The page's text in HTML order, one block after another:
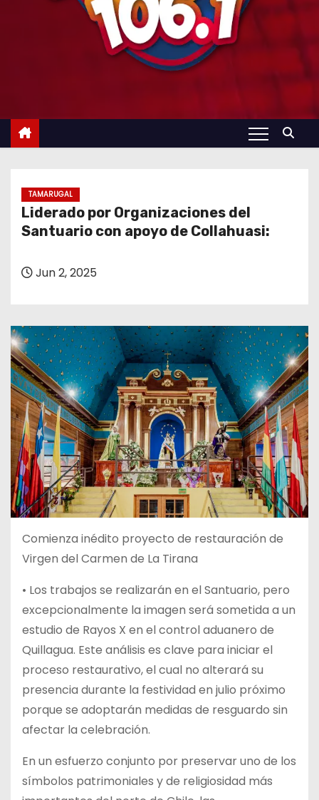
TAMARUGAL
Liderado por Organizaciones del
Santuario con apoyo de Collahuasi:
Jun 2, 2025
Comienza inédito proyecto de restauración de
Virgen del Carmen de La Tirana
• Los trabajos se realizarán en el Santuario, pero
excepcionalmente la imagen será sometida a un
estudio de Rayos X en el control aduanero de
Quillagua. Este análisis es clave para iniciar el
proceso restaurativo, el cual no alterará su
presencia durante la festividad en julio próximo
porque se adoptarán medidas de resguardo sin
afectar la celebración.
En un esfuerzo conjunto por preservar uno de los
símbolos patrimoniales y de religiosidad más